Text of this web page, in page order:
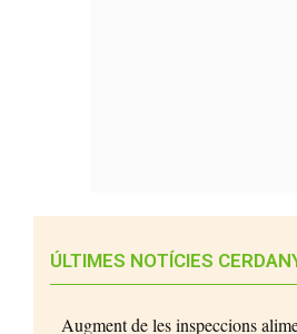
ÚLTIMES NOTÍCIES
Augment de les inspeccions